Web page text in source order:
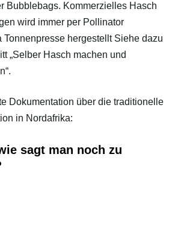
Bubblebags. Kommerzielles Hasch
wird immer per Pollinator
Tonnenpresse hergestellt Siehe dazu
„Selber Hasch machen und
Dokumentation über die traditionelle
in Nordafrika:
sagt man noch zu